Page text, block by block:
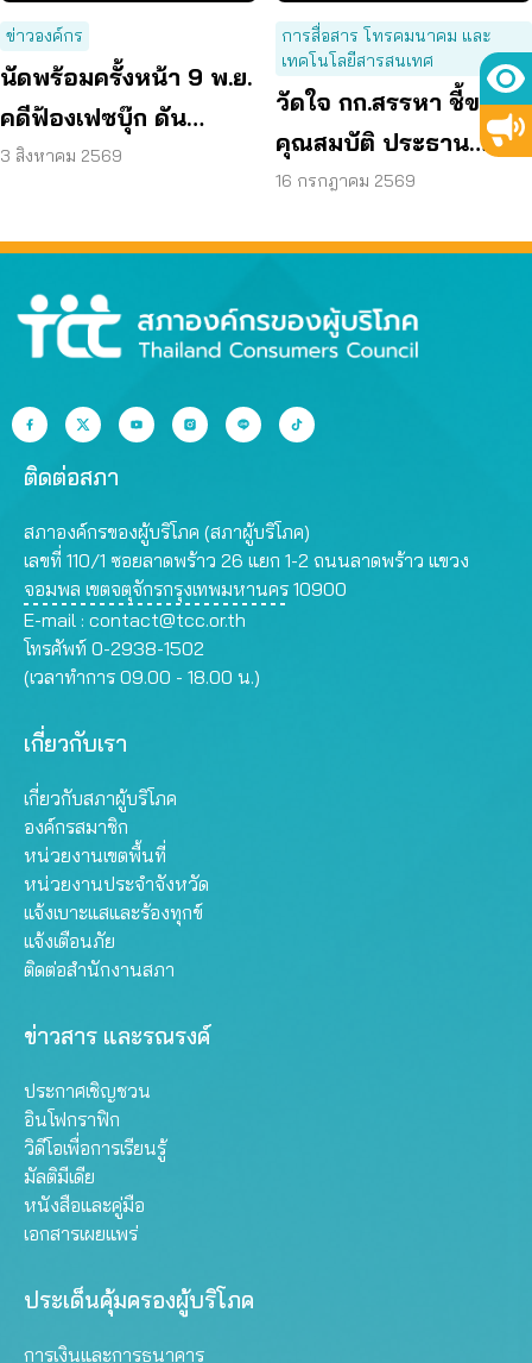
ข่าวองค์กร
นัดพร้อมครั้งหน้า 9 พ.ย.
คดีฟ้องเฟซบุ๊ก ดัน
แพลตฟอร์มร่วมรับผิด
3 สิงหาคม 2569
การสื่อสาร โทรคมนาคม และ
เทคโนโลยีสารสนเทศ
วัดใจ กก.สรรหา ชี้ขาด
คุณสมบัติ ประธาน
กสทช. เปิดทางคนที่ดี
16 กรกฎาคม 2569
ติดต่อสภา
สภาองค์กรของผู้บริโภค (สภาผู้บริโภค)
เลขที่ 110/1 ซอยลาดพร้าว 26 แยก 1-2 ถนนลาดพร้าว แขวง
จอมพล เขตจตุจักรกรุงเทพมหานคร 10900
E-mail : contact@tcc.or.th
โทรศัพท์ 0-2938-1502
(เวลาทำการ 09.00 - 18.00 น.)
เกี่ยวกับเรา
เกี่ยวกับสภาผู้บริโภค
องค์กรสมาชิก
หน่วยงานเขตพื้นที่
หน่วยงานประจำจังหวัด
แจ้งเบาะแสและร้องทุกข์
แจ้งเตือนภัย
ติดต่อสำนักงานสภา
ข่าวสาร และรณรงค์
ประกาศเชิญชวน
อินโฟกราฟิก
วิดีโอเพื่อการเรียนรู้
มัลติมีเดีย
หนังสือและคู่มือ
เอกสารเผยแพร่
ประเด็นคุ้มครองผู้บริโภค
การเงินและการธนาคาร